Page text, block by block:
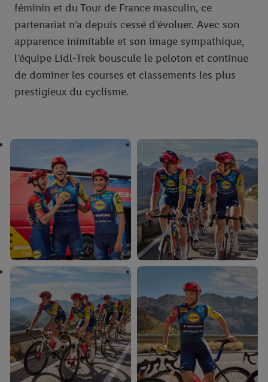
féminin et du Tour de France masculin, ce
partenariat n’a depuis cessé d’évoluer. Avec son
apparence inimitable et son image sympathique,
l’équipe Lidl-Trek bouscule le peloton et continue
de dominer les courses et classements les plus
prestigieux du cyclisme.